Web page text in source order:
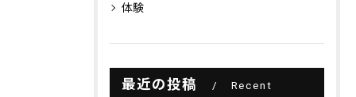
体験
最近の投稿
Recent